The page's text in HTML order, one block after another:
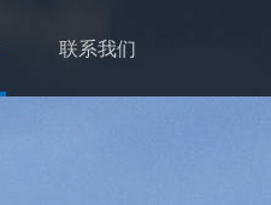
联系我们